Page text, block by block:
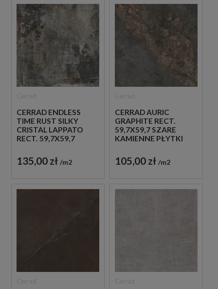
CERRAD ENDLESS
TIME RUST SILKY
CRISTAL LAPPATO
RECT. 59,7X59,7
PŁYTKI
135,00 zł m2
CERRAD AURIC
GRAPHITE RECT.
59,7X59,7 SZARE
KAMIENNE PŁYTKI
105,00 zł m2